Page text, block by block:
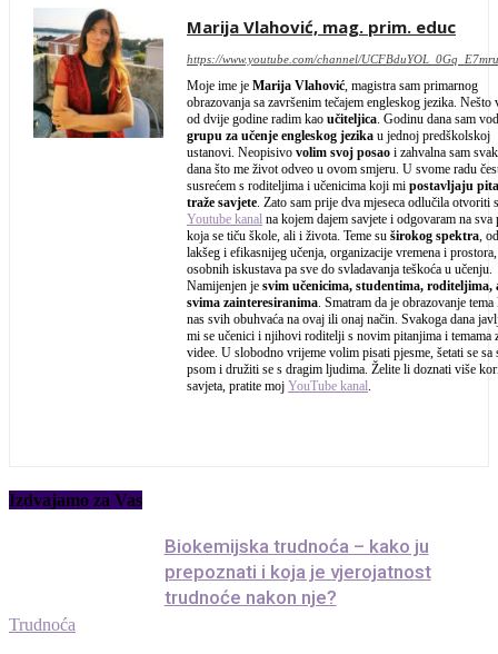
Marija Vlahović, mag. prim. educ
https://www.youtube.com/channel/
Moje ime je Marija Vlahović , magistra sam primarnog
obrazovanja sa završenim tečajem engleskog jezika. Nešto
od dvije godine radim kao učiteljica . Godinu dana sam
grupu za učenje engleskog jezika u jednoj predškolskoj
ustanovi. Neopisivo volim svoj posao i zahvalna sam
dana što me život odveo u ovom smjeru. U svome radu
susrećem s roditeljima i učenicima koji mi postavljaju
traže savjete . Zato sam prije dva mjeseca odlučila otvoriti
Youtube kanal na kojem dajem savjete i odgovaram na sva
koja se tiču škole, ali i života. Teme su širokog spektra , od
lakšeg i efikasnijeg učenja, organizacije vremena i prostora,
osobnih iskustava pa sve do svladavanja teškoća u učenju.
Namijenjen je svim učenicima, studentima, roditeljima,
svima zainteresiranima . Smatram da je obrazovanje
nas svih obuhvaća na ovaj ili onaj način. Svakoga dana
mi se učenici i njihovi roditelji s novim pitanjima i temama
videe. U slobodno vrijeme volim pisati pjesme, šetati se sa
psom i družiti se s dragim ljudima. Želite li doznati više
savjeta, pratite moj YouTube kanal
Izdvajamo za Vas
Trudnoća
Biokemijska trudnoća – kako ju
prepoznati i koja je vjerojatnost
trudnoće nakon nje?